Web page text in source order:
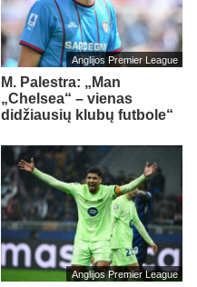
Anglijos Premier League
M. Palestra: „Man
„Chelsea“ – vienas
didžiausių klubų futbole“
Anglijos Premier League